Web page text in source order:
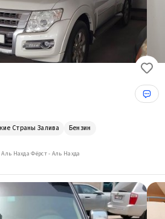
Страны Залива Бензин
Нахда Фёрст - Аль Нахда